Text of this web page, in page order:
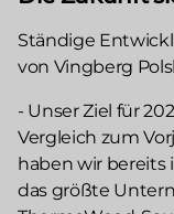
Ständige
von Vingberg
- Unser Ziel für
Vergleich zum
haben wir bereits
das größte